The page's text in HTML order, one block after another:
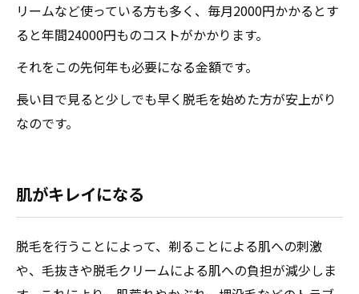
リームなど使っている方も多く、毎月2000円かかるとす
ると年間24000円ものコストがかかります。
それをこの先何年も必要になる金額です。
長い目で見ると少しでも早く脱毛を始めた方が安上がり
なのです。
肌がキレイになる
脱毛を行うことによって、剃ることによる肌への刺激
や、毛抜きや脱毛クリームによる肌への負担が減少しま